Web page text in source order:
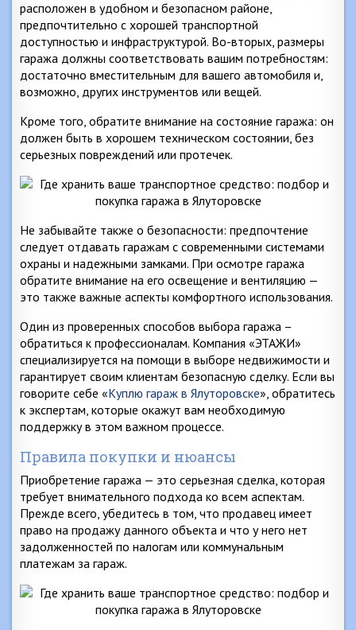
расположен в удобном и безопасном районе,
предпочтительно с хорошей транспортной
доступностью и инфраструктурой. Во-вторых, размеры
гаража должны соответствовать вашим потребностям:
достаточно вместительным для вашего автомобиля и,
возможно, других инструментов или вещей.
Кроме того, обратите внимание на состояние гаража: он
должен быть в хорошем техническом состоянии, без
серьезных повреждений или протечек.
Не забывайте также о безопасности: предпочтение
следует отдавать гаражам с современными системами
охраны и надежными замками. При осмотре гаража
обратите внимание на его освещение и вентиляцию —
это также важные аспекты комфортного использования.
Один из проверенных способов выбора гаража –
обратиться к профессионалам. Компания «ЭТАЖИ»
специализируется на помощи в выборе недвижимости и
гарантирует своим клиентам безопасную сделку. Если вы
говорите себе «Куплю гараж в Ялуторовске», обратитесь
к экспертам, которые окажут вам необходимую
поддержку в этом важном процессе.
Правила покупки и нюансы
Приобретение гаража — это серьезная сделка, которая
требует внимательного подхода ко всем аспектам.
Прежде всего, убедитесь в том, что продавец имеет
право на продажу данного объекта и что у него нет
задолженностей по налогам или коммунальным
платежам за гараж.